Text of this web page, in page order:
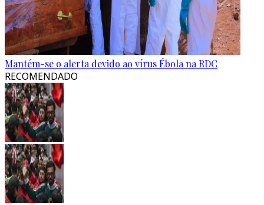
Mantém-se o alerta devido ao vírus Ébola na RDC
RECOMENDADO